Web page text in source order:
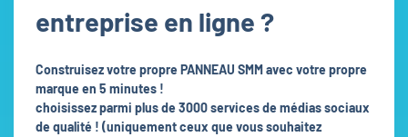
entreprise en ligne ?
Construisez votre propre PANNEAU SMM avec votre propre
marque en 5 minutes !
choisissez parmi plus de 3000 services de médias sociaux
de qualité ! (uniquement ceux que vous souhaitez